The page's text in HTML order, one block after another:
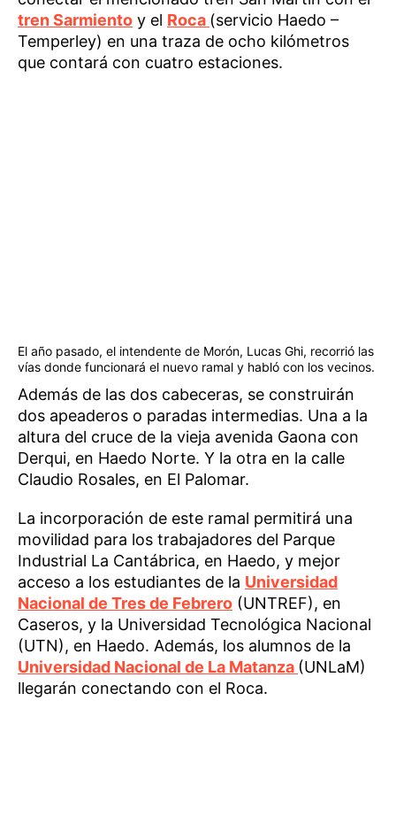
tren Sarmiento y el Roca (servicio Haedo –
Temperley) en una traza de ocho kilómetros
que contará con cuatro estaciones.
El año pasado, el intendente de Morón, Lucas Ghi, recorrió las
vías donde funcionará el nuevo ramal y habló con los vecinos.
Además de las dos cabeceras, se construirán
dos apeaderos o paradas intermedias. Una a la
altura del cruce de la vieja avenida Gaona con
Derqui, en Haedo Norte. Y la otra en la calle
Claudio Rosales, en El Palomar.
La incorporación de este ramal permitirá una
movilidad para los trabajadores del Parque
Industrial La Cantábrica, en Haedo, y mejor
acceso a los estudiantes de la Universidad
Nacional de Tres de Febrero (UNTREF), en
Caseros, y la Universidad Tecnológica Nacional
(UTN), en Haedo. Además, los alumnos de la
Universidad Nacional de La Matanza (UNLaM)
llegarán conectando con el Roca.